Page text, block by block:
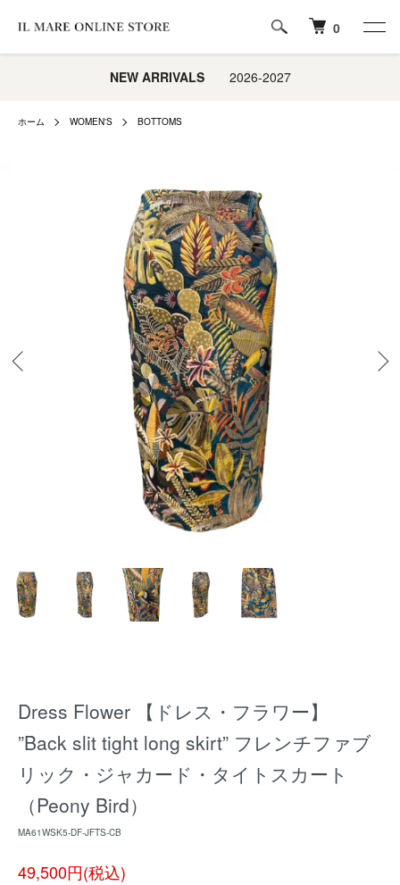
0
NEW ARRIVALS2026-2027
ホーム WOMEN'S BOTTOMS
Dress Flower 【ドレス・フラワー】
”Back slit tight long skirt” フレンチファブ
リック・ジャカード・タイトスカート
（Peony Bird）
MA61WSK5-DF-JFTS-CB
49,500円(税込)